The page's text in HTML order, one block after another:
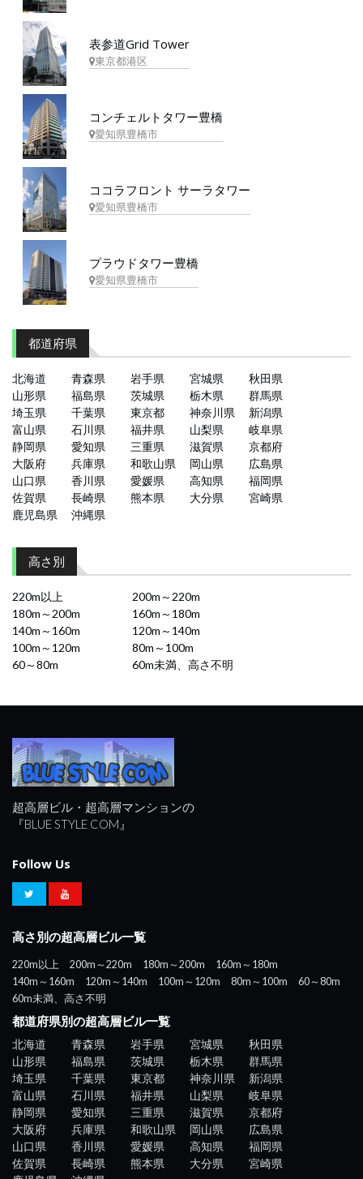
表参道Grid Tower
東京都港区
コンチェルトタワー豊橋
愛知県豊橋市
ココラフロント サーラタワー
愛知県豊橋市
プラウドタワー豊橋
愛知県豊橋市
都道府県
北海道 青森県 岩手県 宮城県
秋田県
山形県
福島県 茨城県 栃木県
群馬県
埼玉県
千葉県 東京都 神奈川県
新潟県
富山県
石川県 福井県 山梨県
岐阜県
静岡県
愛知県 三重県 滋賀県
京都府
大阪府
兵庫県 和歌山県 岡山県
広島県
山口県
香川県 愛媛県 高知県
福岡県
佐賀県
長崎県 熊本県 大分県
宮崎県
鹿児島県
沖縄県
高さ別
220m以上
200m～220m
180m～200m
160m～180m
140m～160m
120m～140m
100m～120m
80m～100m
60～80m
60m未満、高さ不明
超高層ビル・超高層マンションの
『BLUE STYLE COM』
Follow Us
高さ別の超高層ビル一覧
220m以上 200m～220m 180m～200m
160m～180m
140m～160m
120m～140m 100m～120m 80m～100m
60～80m
60m未満、高さ不明
都道府県別の超高層ビル一覧
北海道 青森県 岩手県 宮城県
秋田県
山形県
福島県 茨城県 栃木県
群馬県
埼玉県
千葉県 東京都 神奈川県
新潟県
富山県
石川県 福井県 山梨県
岐阜県
静岡県
愛知県 三重県 滋賀県
京都府
大阪府
兵庫県 和歌山県 岡山県
広島県
山口県
香川県 愛媛県 高知県
福岡県
佐賀県
長崎県 熊本県 大分県
宮崎県